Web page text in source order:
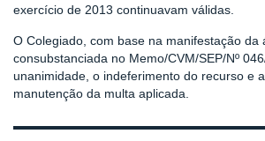
exercício de 2013 continuavam válidas.
O Colegiado, com base na manifestação da
consubstanciada no Memo/CVM/SEP/Nº
unanimidade, o indeferimento do recurso e
manutenção da multa aplicada.